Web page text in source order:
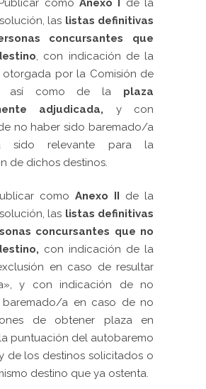
como Anexo I de la
las listas definitivas
concursantes que
, con indicación de la
otorgada por la Comisión de
así como de la plaza
adjudicada, y con
no haber sido baremado/a
relevante para la
de dichos destinos.
como Anexo II de la
las listas definitivas
concursantes que no
con indicación de la
en caso de resultar
y con indicación de no
baremado/a en caso de no
de obtener plaza en
puntuación del autobaremo
de los destinos solicitados o
destino que ya ostenta.